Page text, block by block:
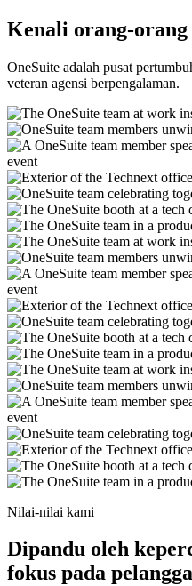
Kenali orang-
OneSuite adalah pusat
veteran agensi berpengalaman.
Nilai-nilai kami
Dipandu oleh
fokus pada